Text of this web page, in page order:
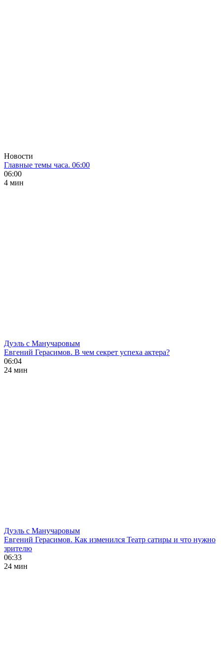
Новости
Главные темы часа. 06:00
06:00
4 мин
Дуэль с Манучаровым
Евгений Герасимов. В чем секрет успеха актера?
06:04
24 мин
Дуэль с Манучаровым
Евгений Герасимов. Как изменился Театр сатиры и что нужно
зрителю
06:33
24 мин